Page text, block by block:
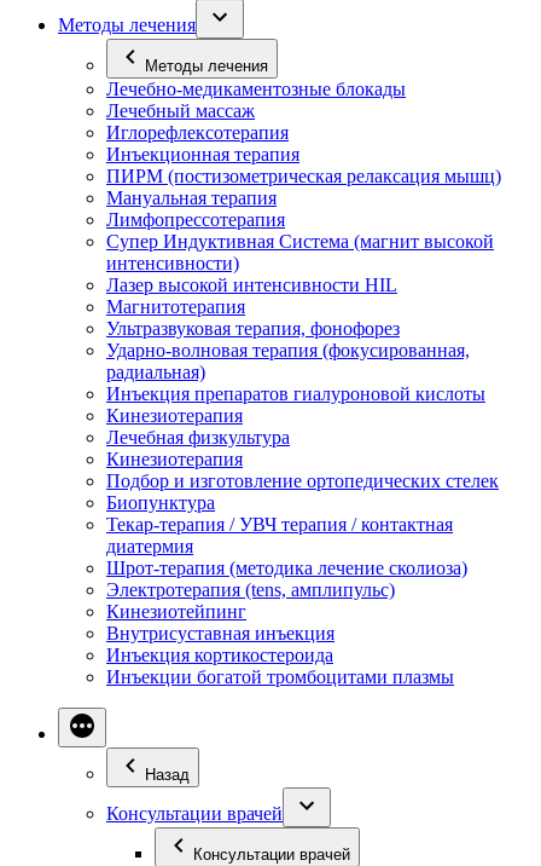
Методы лечения
Методы лечения
Лечебно-медикаментозные блокады
Лечебный массаж
Иглорефлексотерапия
Инъекционная терапия
ПИРМ (постизометрическая релаксация мышц)
Мануальная терапия
Лимфопрессотерапия
Супер Индуктивная Система (магнит высокой
интенсивности)
Лазер высокой интенсивности HIL
Магнитотерапия
Ультразвуковая терапия, фонофорез
Ударно-волновая терапия (фокусированная,
радиальная)
Инъекция препаратов гиалуроновой кислоты
Кинезиотерапия
Лечебная физкультура
Кинезиотерапия
Подбор и изготовление ортопедических стелек
Биопунктура
Текар-терапия / УВЧ терапия / контактная
диатермия
Шрот-терапия (методика лечение сколиоза)
Электротерапия (tens, амплипульс)
Кинезиотейпинг
Внутрисуставная инъекция
Инъекция кортикостероида
Инъекции богатой тромбоцитами плазмы
Назад
Консультации врачей
Консультации врачей